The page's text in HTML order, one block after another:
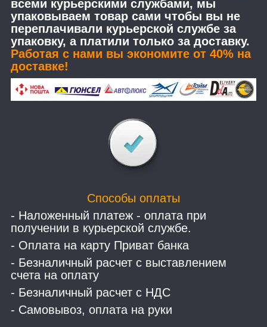
всеми курьерскими службами, мы
упаковываем товар сами чтобы вы не
переплачивали курьерской службе за
упаковку, а платили только за доставку.
Работая с нами вы экономите от 40% на
доставке!
Способы оплаты
- Наложенный платеж - оплата при
получении в курьерской службе.
- Оплата на карту Приват банка
- Безналичный расчет с выставлением
счета на оплату
- Безналичный расчет с НДС
- Самовывоз, оплата на руки